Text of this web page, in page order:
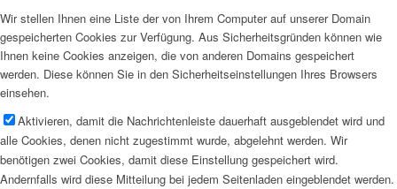
Wir stellen Ihnen eine Liste der von Ihrem Computer auf unserer Domain
gespeicherten Cookies zur Verfügung. Aus Sicherheitsgründen können wie
Ihnen keine Cookies anzeigen, die von anderen Domains gespeichert
werden. Diese können Sie in den Sicherheitseinstellungen Ihres Browsers
einsehen.
Aktivieren, damit die Nachrichtenleiste dauerhaft ausgeblendet wird und
alle Cookies, denen nicht zugestimmt wurde, abgelehnt werden. Wir
benötigen zwei Cookies, damit diese Einstellung gespeichert wird.
Andernfalls wird diese Mitteilung bei jedem Seitenladen eingeblendet werden.